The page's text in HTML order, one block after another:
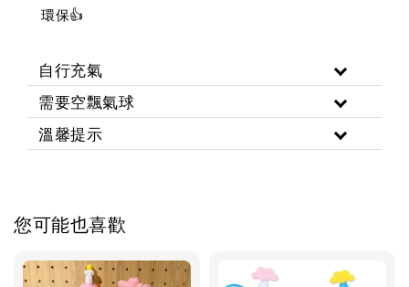
環保👍
自行充氣
需要空飄氣球
溫馨提示
您可能也喜歡